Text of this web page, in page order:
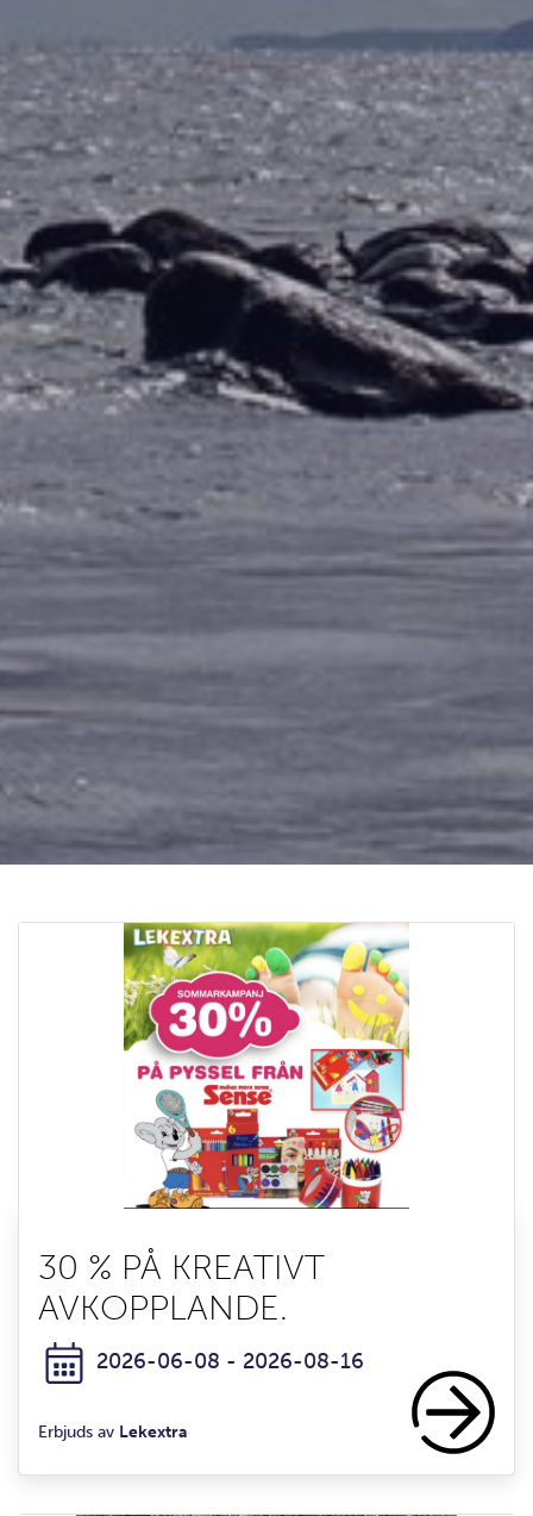
30 % PÅ KREATIVT
AVKOPPLANDE.
2026-06-08 - 2026-08-16
Erbjuds av Lekextra